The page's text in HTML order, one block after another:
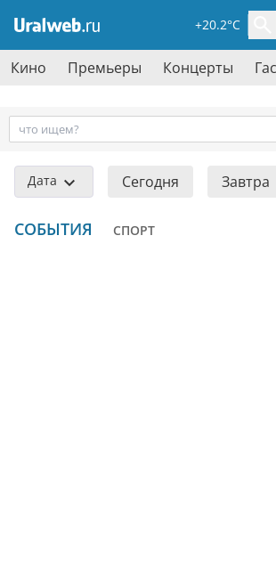
+20.2°C
Кино Премьеры Концерты
Дата Сегодня Завтра
СОБЫТИЯ СПОРТ